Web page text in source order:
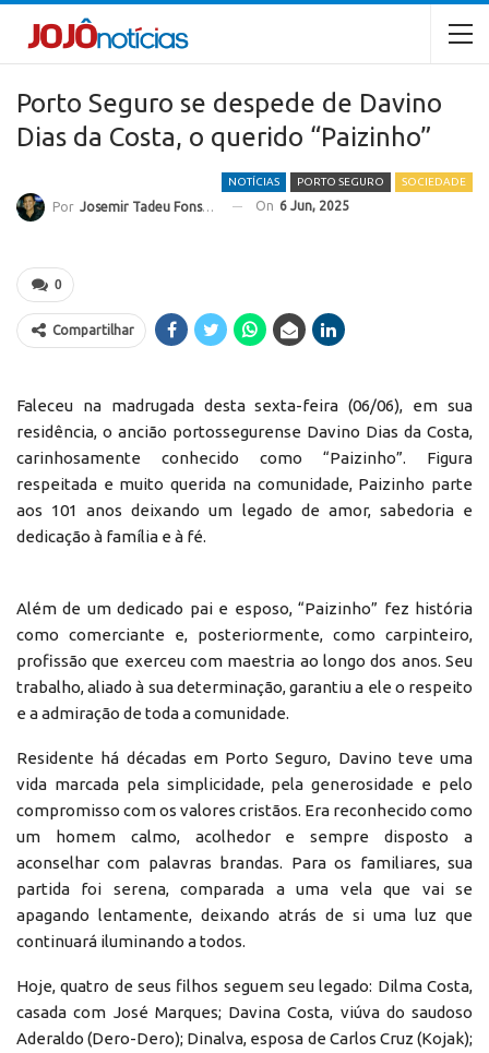
Porto Seguro se despede de Davino
Dias da Costa, o querido “Paizinho”
NOTÍCIAS PORTO SEGURO SOCIEDADE
Por Josemir Tadeu Fonseca On 6 Jun, 2025
0
Compartilhar
Faleceu na madrugada desta sexta-feira (06/06), em sua
residência, o ancião portossegurense Davino Dias da Costa,
carinhosamente conhecido como “Paizinho”. Figura
respeitada e muito querida na comunidade, Paizinho parte
aos 101 anos deixando um legado de amor, sabedoria e
dedicação à família e à fé.
Além de um dedicado pai e esposo, “Paizinho” fez história
como comerciante e, posteriormente, como carpinteiro,
profissão que exerceu com maestria ao longo dos anos. Seu
trabalho, aliado à sua determinação, garantiu a ele o respeito
e a admiração de toda a comunidade.
Residente há décadas em Porto Seguro, Davino teve uma
vida marcada pela simplicidade, pela generosidade e pelo
compromisso com os valores cristãos. Era reconhecido como
um homem calmo, acolhedor e sempre disposto a
aconselhar com palavras brandas. Para os familiares, sua
partida foi serena, comparada a uma vela que vai se
apagando lentamente, deixando atrás de si uma luz que
continuará iluminando a todos.
Hoje, quatro de seus filhos seguem seu legado: Dilma Costa,
casada com José Marques; Davina Costa, viúva do saudoso
Aderaldo (Dero-Dero); Dinalva, esposa de Carlos Cruz (Kojak);